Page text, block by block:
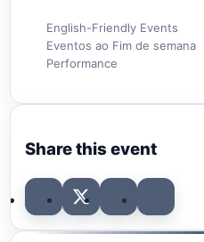
English-Friendly Events
Eventos ao Fim de semana
Performance
Share this event